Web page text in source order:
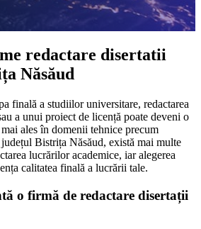
redactare disertatii
Năsăud
finală a studiilor universitare, redactarea
a unui proiect de licență poate deveni o
ales în domenii tehnice precum
Bistrița Năsăud, există mai multe
lucrărilor academice, iar alegerea
calitatea finală a lucrării tale.
o firmă de redactare disertații